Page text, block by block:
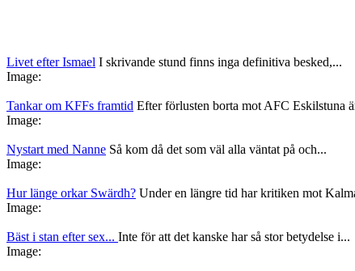
Livet efter Ismael I skrivande stund finns inga definitiva besked,...
Image:
Tankar om KFFs framtid Efter förlusten borta mot AFC Eskilstuna
Image:
Nystart med Nanne Så kom då det som väl alla väntat på och...
Image:
Hur länge orkar Swärdh? Under en längre tid har kritiken mot
Image:
Bäst i stan efter sex... Inte för att det kanske har så stor betydelse i...
Image: